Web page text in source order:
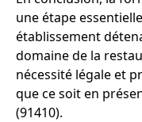
une étape
établissement
domaine de la
nécessité légale et
que ce soit en
(91410).